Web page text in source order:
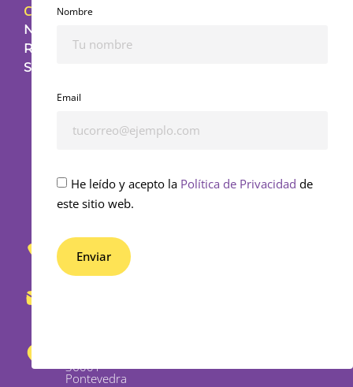
Contacto
NUESTRAS
REDES
SOCIALES
653
430
862
36001 -
Pontevedra
Nombre
Email
He leído y acepto la Política de Privacidad de
este sitio web.
Enviar